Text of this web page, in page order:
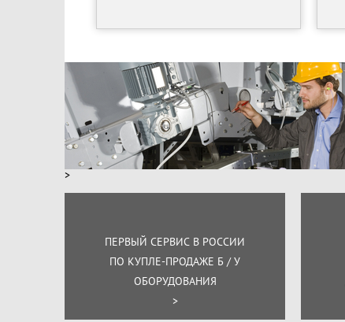
>
ПЕРВЫЙ СЕРВИС В РОССИИ
ПО КУПЛЕ-ПРОДАЖЕ Б / У
ОБОРУДОВАНИЯ
>